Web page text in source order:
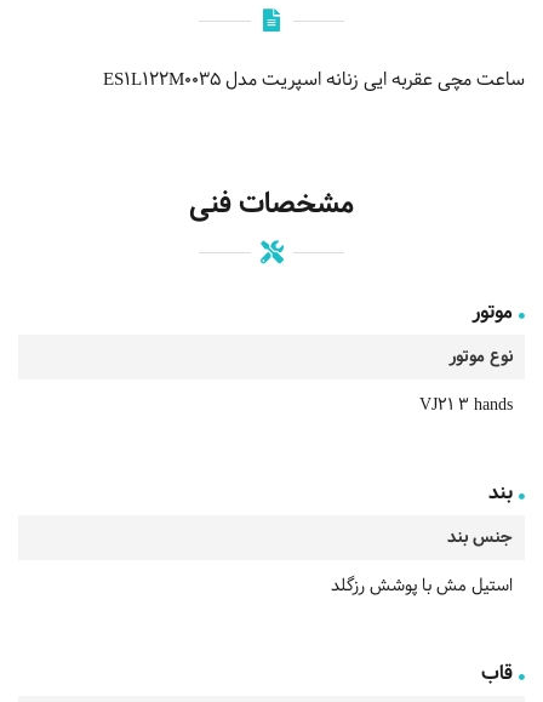
ساعت مچی عقربه ایی زنانه اسپریت مدل ES1L122M0035
مشخصات فنی
موتور
نوع موتور
VJ21 3 hands
بند
جنس بند
استیل مش با پوشش رزگلد
قاب